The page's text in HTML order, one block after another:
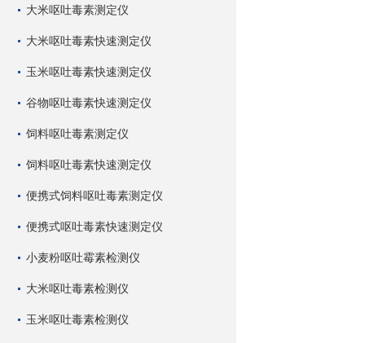
大米呕吐毒素测定仪
大米呕吐毒素快速测定仪
玉米呕吐毒素快速测定仪
谷物呕吐毒素快速测定仪
饲料呕吐毒素测定仪
饲料呕吐毒素快速测定仪
便携式饲料呕吐毒素测定仪
便携式呕吐毒素快速测定仪
小麦粉呕吐霉素检测仪
大米呕吐毒素检测仪
玉米呕吐毒素检测仪